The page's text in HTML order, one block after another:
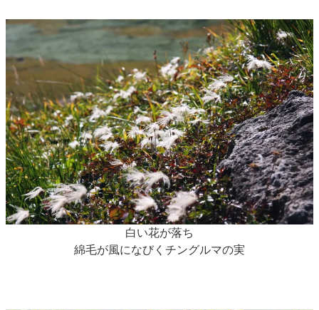
白い花が落ち
綿毛が風になびくチングルマの実